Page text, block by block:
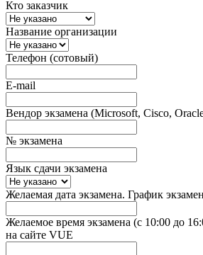
Кто заказчик
Название организации
Телефон (сотовый)
E-mail
Вендор экзамена (Microsoft, Cisco,
№ экзамена
Язык сдачи экзамена
Желаемая дата экзамена. График
Желаемое время экзамена (с 10:00 до
на сайте VUE